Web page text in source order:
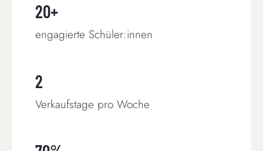
20+
engagierte Schüler:innen
2
Verkaufstage pro Woche